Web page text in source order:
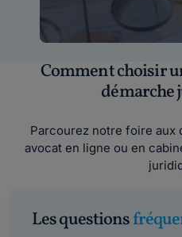
Comment choisir
démarche
Parcourez notre foire aux
avocat en ligne ou en
Les questions